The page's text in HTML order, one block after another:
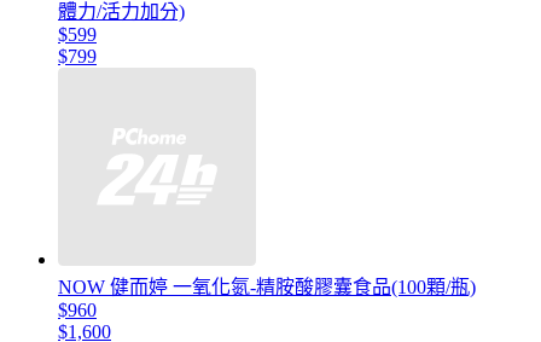
體力/活力加分)
$599
$799
NOW 健而婷 一氧化氮-精胺酸膠囊食品(100顆/瓶)
$960
$1,600